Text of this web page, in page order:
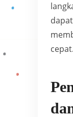
cepat.